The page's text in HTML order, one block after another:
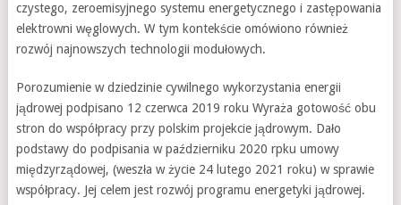
czystego, zeroemisyjnego systemu energetycznego i zastępowania
elektrowni węglowych. W tym kontekście omówiono również
rozwój najnowszych technologii modułowych.
Porozumienie w dziedzinie cywilnego wykorzystania energii
jądrowej podpisano 12 czerwca 2019 roku Wyraża gotowość obu
stron do współpracy przy polskim projekcie jądrowym. Dało
podstawy do podpisania w październiku 2020 rpku umowy
międzyrządowej, (weszła w życie 24 lutego 2021 roku) w sprawie
współpracy. Jej celem jest rozwój programu energetyki jądrowej.